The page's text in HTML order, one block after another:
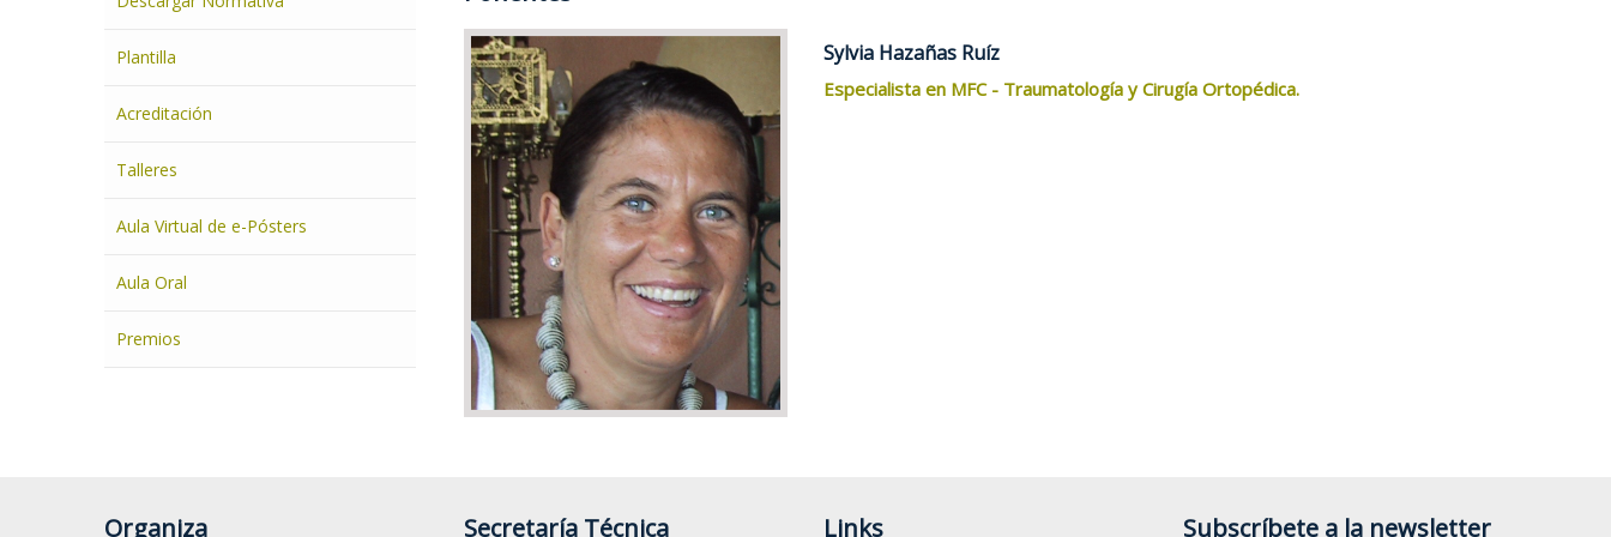
Envía tu Comunicación
Puedes enviar tu comunicación hasta el 6 de octubre de 2021
Plantilla
Acreditación
Talleres
Aula Virtual de e-Pósters
Aula Oral
Premios
Sylvia Hazañas Ruíz
Especialista en MFC - Traumatología y Cirugía Ortopédica.
Organiza Secretaría Técnica Links Subscríbete a la newsletter